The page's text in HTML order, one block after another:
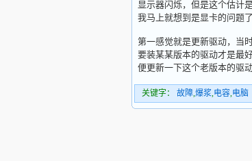
显示器闪烁，但是这个估计
我马上就想到是显卡的问题
第一感觉就是更新驱动，当
要装某某版本的驱动才是最
便更新一下这个老版本的驱
关键字： 故障,爆浆,电容,电脑